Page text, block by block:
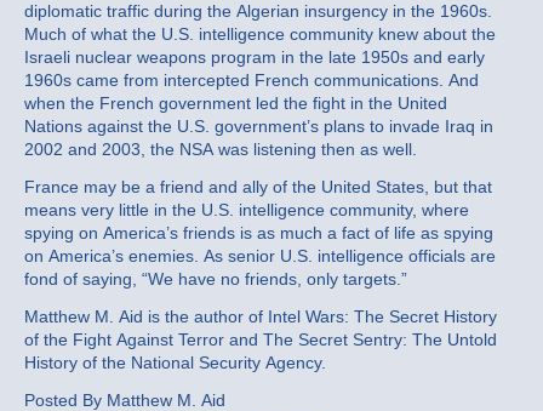
diplomatic traffic during the Algerian insurgency in the 1960s.
Much of what the U.S. intelligence community knew about the
Israeli nuclear weapons program in the late 1950s and early
1960s came from intercepted French communications. And
when the French government led the fight in the United
Nations against the U.S. government’s plans to invade Iraq in
2002 and 2003, the NSA was listening then as well.
France may be a friend and ally of the United States, but that
means very little in the U.S. intelligence community, where
spying on America’s friends is as much a fact of life as spying
on America’s enemies. As senior U.S. intelligence officials are
fond of saying, “We have no friends, only targets.”
Matthew M. Aid is the author of Intel Wars: The Secret History
of the Fight Against Terror and The Secret Sentry: The Untold
History of the National Security Agency.
Posted By Matthew M. Aid